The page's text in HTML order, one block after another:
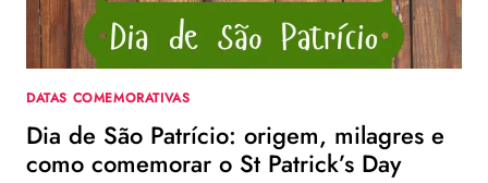
DATAS COMEMORATIVAS
Dia de São Patrício: origem, milagres e
como comemorar o St Patrick’s Day